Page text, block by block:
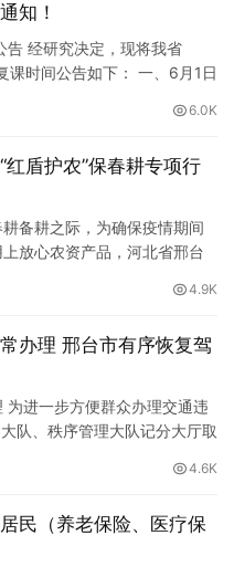
知！
告 经研究决定，现将我省
课时间公告如下： 一、6月1日
6.0K
盾护农”保春耕专项行
备耕之际，为确保疫情期间
放心农资产品，河北省邢台
4.9K
办理 邢台市有序恢复驾
进一步方便群众办理交通违
队、秩序管理大队记分大厅取
4.6K
民（养老保险、医疗保